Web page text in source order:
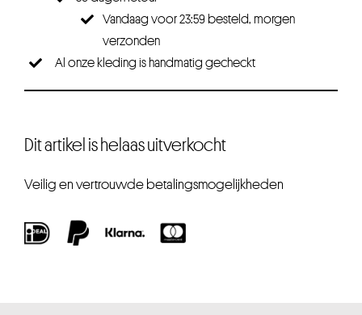
Vandaag voor 23:59 besteld, morgen
verzonden
Al onze kleding is handmatig gecheckt
Dit artikel is helaas uitverkocht
Veilig en vertrouwde betalingsmogelijkheden